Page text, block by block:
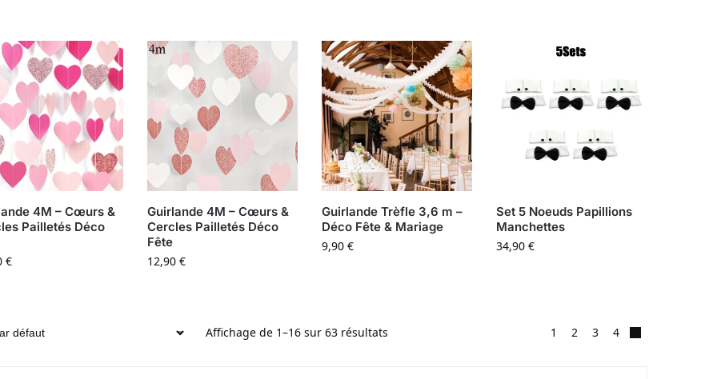
4M – Cœurs &
Pailletés Déco
€
Guirlande 4M – Cœurs &
Cercles Pailletés Déco
Fête
12,90€
Guirlande Trèfle 3,6 m –
Déco Fête & Mariage
9,90€
Set 5 Noeuds Papillions
Manchettes
34,90€
Affichage de 1–16 sur 63 résultats 1 2 3 4